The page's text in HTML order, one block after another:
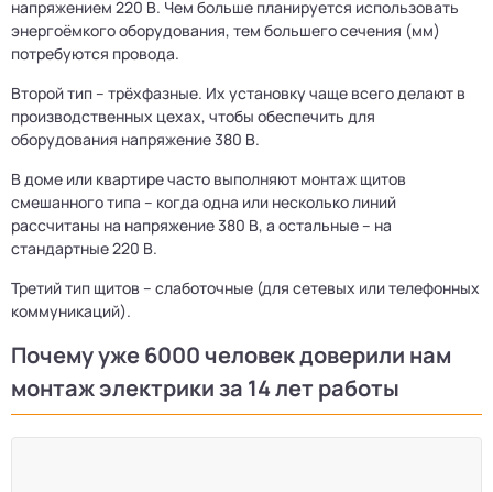
напряжением 220 В. Чем больше планируется использовать
энергоёмкого оборудования, тем большего сечения (мм)
потребуются провода.
Второй тип – трёхфазные. Их установку чаще всего делают в
производственных цехах, чтобы обеспечить для
оборудования напряжение 380 В.
В доме или квартире часто выполняют монтаж щитов
смешанного типа – когда одна или несколько линий
рассчитаны на напряжение 380 В, а остальные – на
стандартные 220 В.
Третий тип щитов – слаботочные (для сетевых или телефонных
коммуникаций).
Почему уже 6000 человек доверили нам
монтаж электрики за 14 лет работы